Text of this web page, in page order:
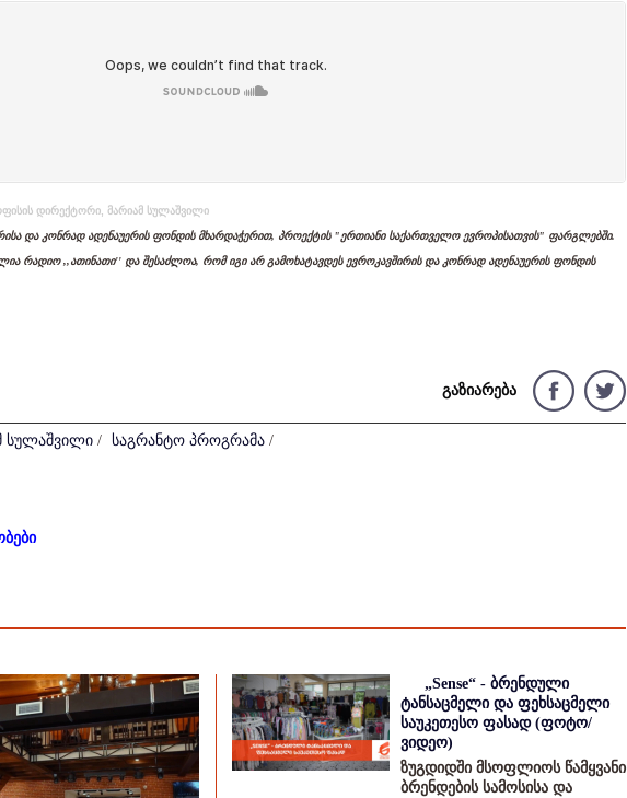
დირექტორი, მარიამ სულაშვილი
და კონრად ადენაუერის ფონდის მხარდაჭერით, პროექტის "ერთიანი საქართველო ევროპისათვის" ფარგლებში.
რადიო ,,ათინათი'' და შესაძლოა, რომ იგი არ გამოხატავდეს ევროკავშირის და კონრად ადენაუერის ფონდის
გაზიარება
სულაშვილი / საგრანტო პროგრამა /
„Sense“ - ბრენდული
ტანსაცმელი და ფეხსაცმელი
საუკეთესო ფასად (ფოტო/
ვიდეო)
ზუგდიდში მსოფლიოს წამყვანი
ბრენდების სამოსისა და